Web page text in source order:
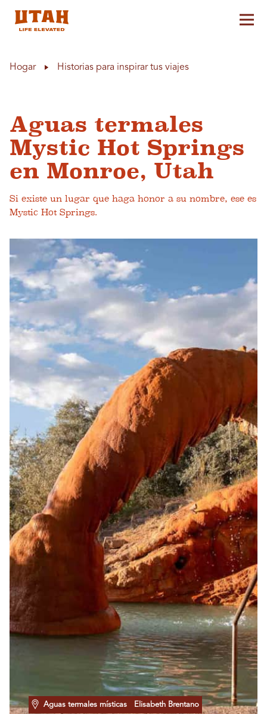
Hogar Historias para inspirar tus viajes
Aguas termales
Mystic Hot Springs
en Monroe, Utah
Si existe un lugar que haga honor a su nombre, ese es
Mystic Hot Springs.
Aguas termales místicas Elisabeth Brentano